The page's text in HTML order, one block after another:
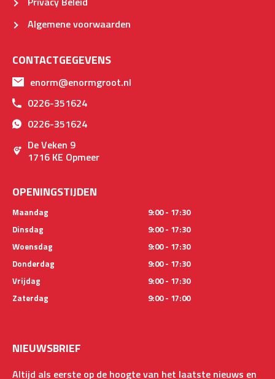
Algemene voorwaarden
CONTACTGEGEVENS
enorm@enormgroot.nl
0226-351624
0226-351624
De Veken 9
1716 KE Opmeer
OPENINGSTIJDEN
Maandag
9:00 - 17:30
Dinsdag
9:00 - 17:30
Woensdag
9:00 - 17:30
Donderdag
9:00 - 17:30
Vrijdag
9:00 - 17:30
Zaterdag
9:00 - 17:00
NIEUWSBRIEF
Altijd als eerste op de hoogte van het laatste nieuws en